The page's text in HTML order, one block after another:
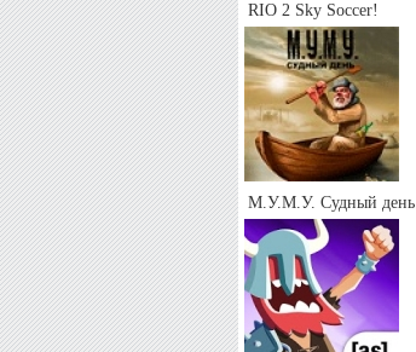
RIO 2 Sky Soccer!
М.У.М.У. Судный день